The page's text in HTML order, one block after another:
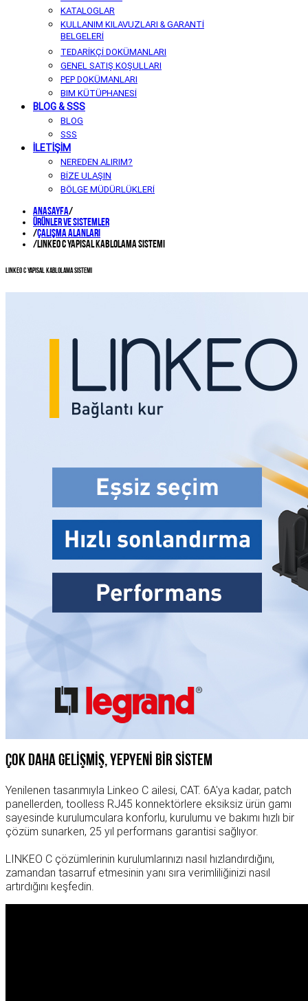
KATALOGLAR
KULLANIM KILAVUZLARI & GARANTİ
BELGELERİ
TEDARİKÇİ DOKÜMANLARI
GENEL SATIŞ KOŞULLARI
PEP DOKÜMANLARI
BIM KÜTÜPHANESİ
BLOG & SSS
BLOG
SSS
İLETİŞİM
NEREDEN ALIRIM?
BİZE ULAŞIN
BÖLGE MÜDÜRLÜKLERİ
Anasayfa/
Ürünler ve Sistemler
/ÇALIŞMA ALANLARI
/Linkeo C Yapısal Kablolama Sistemi
Linkeo C Yapısal Kablolama Sistemi
ÇOK DAHA GELİŞMİŞ, YEPYENİ BİR SİSTEM
Yenilenen tasarımıyla Linkeo C ailesi, CAT. 6A'ya kadar, patch
panellerden, toolless RJ45 konnektörlere eksiksiz ürün gamı
sayesinde kurulumculara konforlu, kurulumu ve bakımı hızlı bir
çözüm sunarken, 25 yıl performans garantisi sağlıyor.
LINKEO C çözümlerinin kurulumlarınızı nasıl hızlandırdığını,
zamandan tasarruf etmesinin yanı sıra verimliliğinizi nasıl
artırdığını keşfedin.